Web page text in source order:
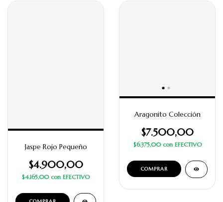
Jaspe Rojo Pequeño
$4.900,00
$4.165,00 con EFECTIVO
Aragonito Colección
$7.500,00
$6.375,00 con EFECTIVO
COMPRAR